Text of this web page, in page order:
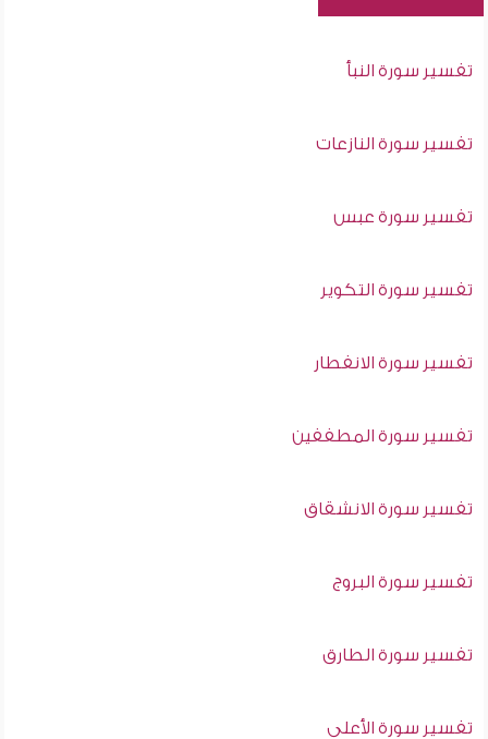
تفسير سورة النبأ
تفسير سورة النازعات
تفسير سورة عبس
تفسير سورة التكوير
تفسير سورة الانفطار
تفسير سورة المطففين
تفسير سورة الانشقاق
تفسير سورة البروج
تفسير سورة الطارق
تفسير سورة الأعلى